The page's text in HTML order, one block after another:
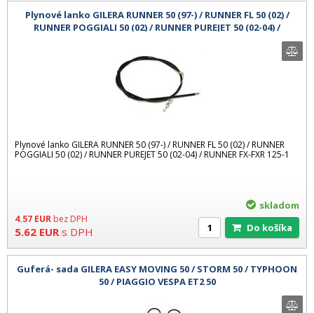
Plynové lanko GILERA RUNNER 50 (97-) / RUNNER FL 50 (02) /
RUNNER POGGIALI 50 (02) / RUNNER PUREJET 50 (02-04) /
Plynové lanko GILERA RUNNER 50 (97-) / RUNNER FL 50 (02) / RUNNER
POGGIALI 50 (02) / RUNNER PUREJET 50 (02-04) / RUNNER FX-FXR 125-1
4.57 EUR bez DPH
5.62 EUR s DPH
skladom
Do košíka
Guferá- sada GILERA EASY MOVING 50 / STORM 50 / TYPHOON
50 / PIAGGIO VESPA ET2 50